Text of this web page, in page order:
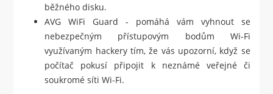
běžného disku.
AVG WiFi Guard - pomáhá vám vyhnout se
nebezpečným přístupovým bodům Wi-Fi
využívaným hackery tím, že vás upozorní, když se
počítač pokusí připojit k neznámé veřejné či
soukromé síti Wi-Fi.